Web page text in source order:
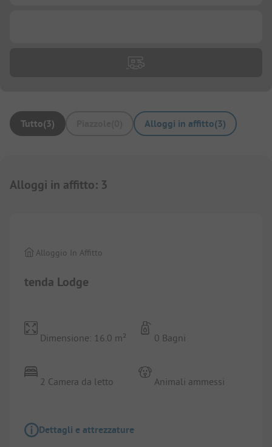
Tutto(3) Alloggi in affitto(3)
Alloggi in affitto: 3
tenda Lodge
Alloggio In Affitto
Dimensione: 16.0 m²
2 Camera da letto
0 Bagni
Animali ammessi
Dettagli e attrezzature